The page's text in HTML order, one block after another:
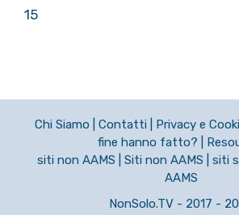
15
Chi Siamo Contatti Privacy e
fine hanno fatto?
siti non AAMS
Siti non AAMS
siti
AAMS
NonSolo.TV - 2017 -